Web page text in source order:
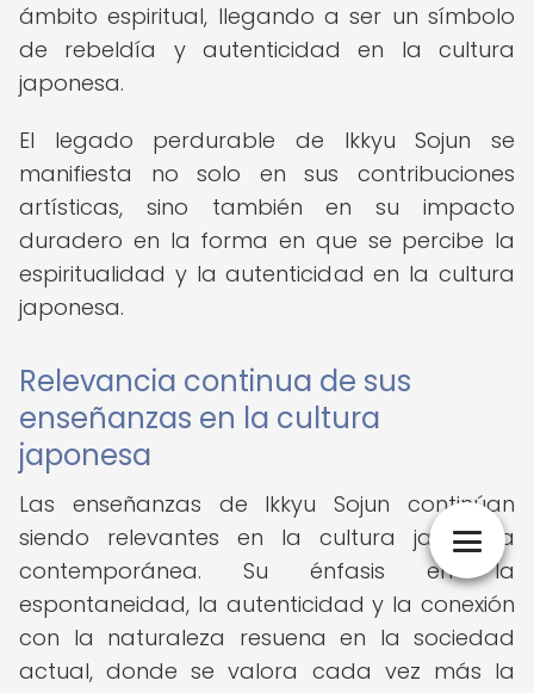
ámbito espiritual, llegando a ser un símbolo
de rebeldía y autenticidad en la cultura
japonesa.
El legado perdurable de Ikkyu Sojun se
manifiesta no solo en sus contribuciones
artísticas, sino también en su impacto
duradero en la forma en que se percibe la
espiritualidad y la autenticidad en la cultura
japonesa.
Relevancia continua de sus
enseñanzas en la cultura
japonesa
Las enseñanzas de Ikkyu Sojun continúan
siendo relevantes en la cultura japonesa
contemporánea. Su énfasis en la
espontaneidad, la autenticidad y la conexión
con la naturaleza resuena en la sociedad
actual, donde se valora cada vez más la